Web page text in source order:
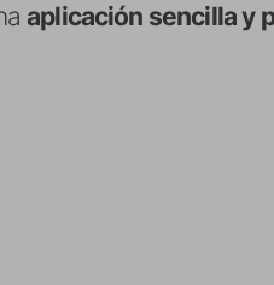
aplicación sencilla y